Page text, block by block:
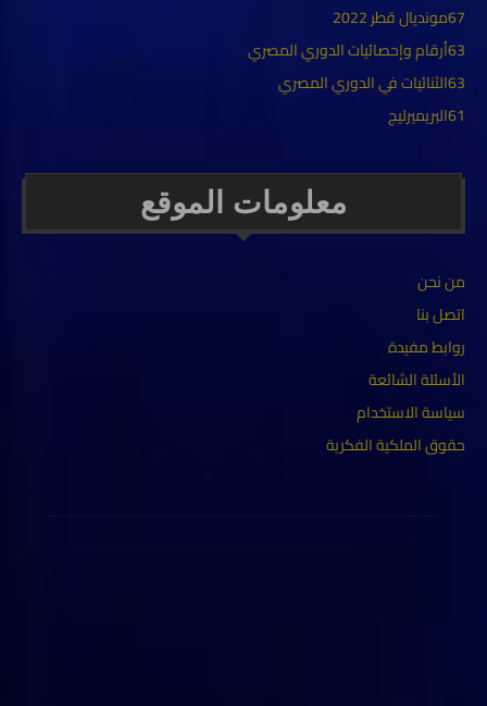
مونديال قطر 202267
أرقام وإحصائيات الدوري المصري63
الثنائيات في الدوري المصري63
البريميرليج61
معلومات الموقع
من نحن
اتصل بنا
روابط مفيدة
الأسئلة الشائعة
سياسة الاستخدام
حقوق الملكية الفكرية